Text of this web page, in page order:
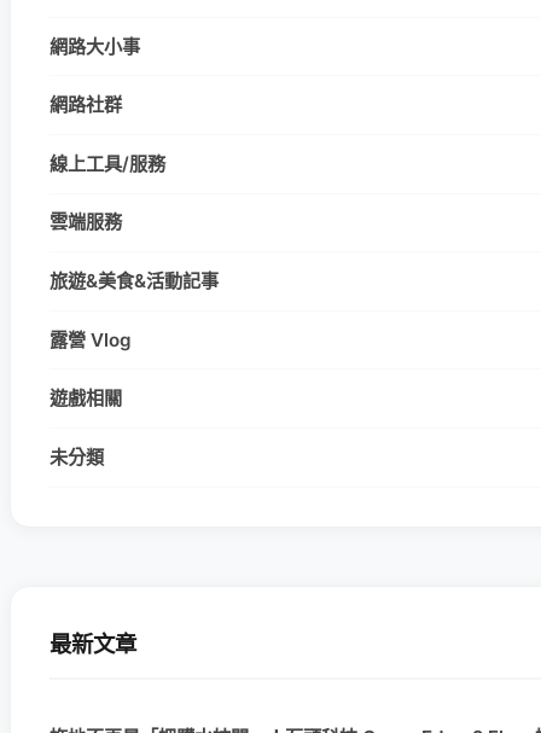
網路大小事
網路社群
線上工具/服務
雲端服務
旅遊&美食&活動記事
露營 Vlog
遊戲相關
未分類
最新文章